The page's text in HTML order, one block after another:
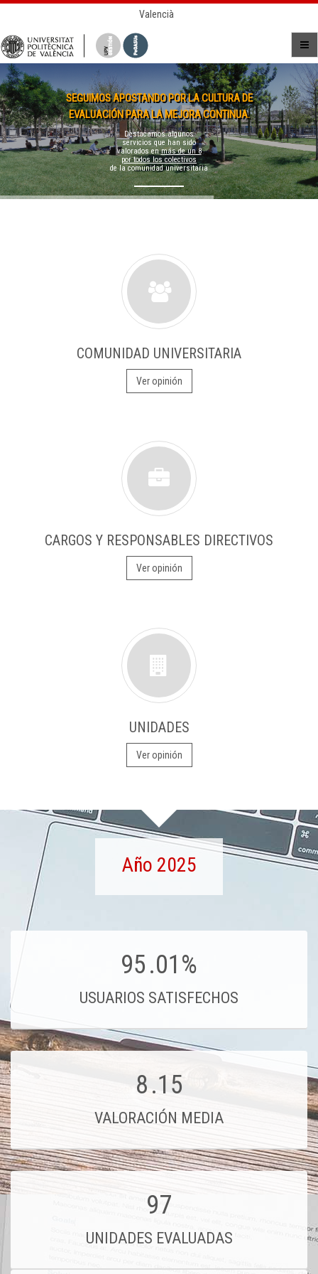
Valencià
SEGUIMOS APOSTANDO POR LA CULTURA DE
EVALUACIÓN PARA LA MEJORA CONTINUA.
Destacamos algunos
servicios que han sido
valorados enmás de un 8
por todos los colectivos
de la comunidad universitaria
COMUNIDAD UNIVERSITARIA
Ver opinión
CARGOS Y RESPONSABLES DIRECTIVOS
Ver opinión
UNIDADES
Ver opinión
Año 2025
95.01%
USUARIOS SATISFECHOS
8.15
VALORACIÓN MEDIA
97
UNIDADES EVALUADAS